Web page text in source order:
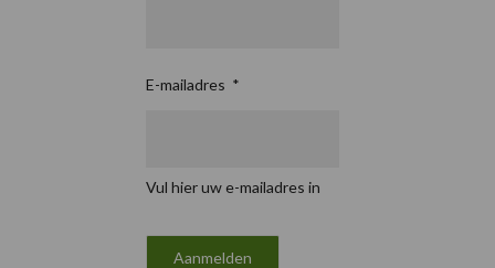
E-mailadres *
Vul hier uw e-mailadres in